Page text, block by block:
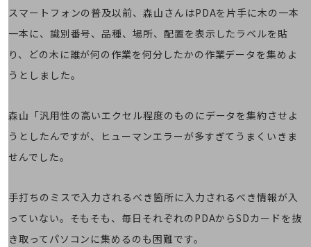
社外からの評価実績
サステナビリティ
サステナビリティTOP
NTTドコモビジネスグループのサステナビリティ
サステナビリティレポート
ダイバーシティ
経営情報TOP
決算公告
電子公告
スマートフォンの普及以前、森山さんはPDAを片手に木の一本
一本に、識別番号、品種、場所、配置を表示したラベルを貼
り、どの木に誰が何の作業を何分したかの作業データを集めよ
うとしました。
森山「汎用性の高いエクセル程度のものにデータを集約させよ
うとしたんですが、ヒューマンエラーが多すぎてうまくいきま
せんでした。
手打ちのミスで入力されるべき箇所に入力されるべき情報が入
っていない。そもそも、毎日それぞれのPDAからSDカードを抜
き取ってパソコンに集めるのも困難です。